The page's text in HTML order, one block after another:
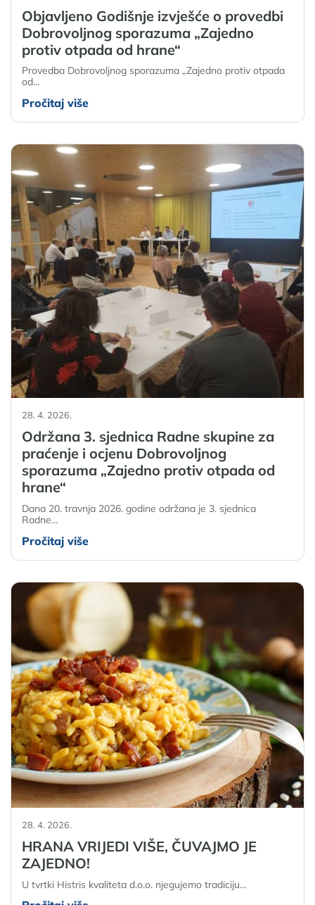
Objavljeno Godišnje izvješće o provedbi
Dobrovoljnog sporazuma „Zajedno
protiv otpada od hrane“
Provedba Dobrovoljnog sporazuma „Zajedno protiv otpada
od…
Pročitaj više
28. 4. 2026.
Održana 3. sjednica Radne skupine za
praćenje i ocjenu Dobrovoljnog
sporazuma „Zajedno protiv otpada od
hrane“
Dana 20. travnja 2026. godine održana je 3. sjednica
Radne…
Pročitaj više
28. 4. 2026.
HRANA VRIJEDI VIŠE, ČUVAJMO JE
ZAJEDNO!
U tvrtki Histris kvaliteta d.o.o. njegujemo tradiciju…